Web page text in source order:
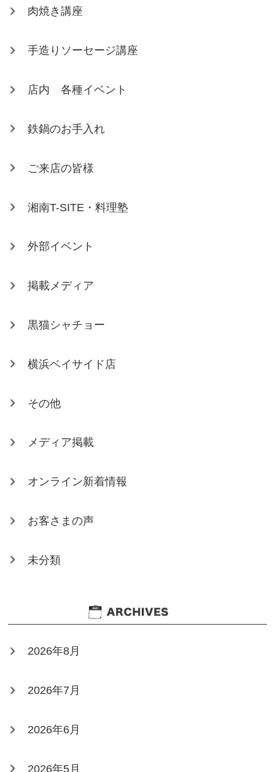
肉焼き講座
手造りソーセージ講座
店内 各種イベント
鉄鍋のお手入れ
ご来店の皆様
湘南T-SITE・料理塾
外部イベント
掲載メディア
黒猫シャチョー
横浜ベイサイド店
その他
メディア掲載
オンライン新着情報
お客さまの声
未分類
2026年8月
2026年7月
2026年6月
2026年5月